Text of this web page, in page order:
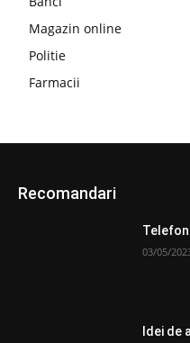
Magazin online
Politie
Farmacii
Recomandari
03/05/
Idei de